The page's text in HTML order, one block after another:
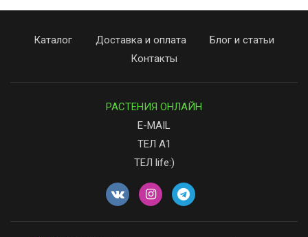
Каталог Доставка и оплата
Блог и статьи
Контакты
РАСТЕНИЯ ОНЛАЙН
E-MAIL
ТЕЛ А1
ТЕЛ life:)